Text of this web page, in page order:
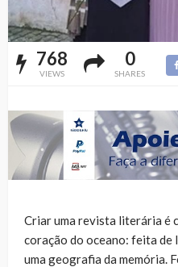
768
VIEWS
0
SHARES
Criar uma revista literária é
coração do oceano: feita de
uma geografia da memória.